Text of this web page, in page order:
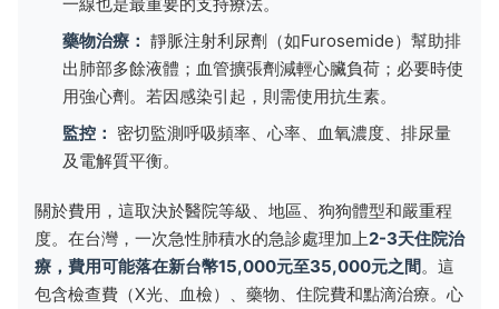
藥物治療： 靜脈注射利尿劑（如Furosemide）幫助排
出肺部多餘液體；血管擴張劑減輕心臟負荷；必要時使
用強心劑。若因感染引起，則需使用抗生素。
監控： 密切監測呼吸頻率、心率、血氧濃度、排尿量
及電解質平衡。
關於費用，這取決於醫院等級、地區、狗狗體型和嚴重程
度。在台灣，一次急性肺積水的急診處理加上2-3天住院治
療，費用可能落在新台幣15,000元至35,000元之間。這
包含檢查費（X光、血檢）、藥物、住院費和點滴治療。心